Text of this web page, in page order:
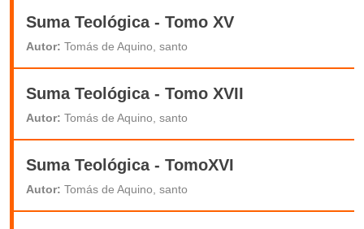
Suma Teológica - Tomo XV
Autor: Tomás de Aquino, santo
Suma Teológica - Tomo XVII
Autor: Tomás de Aquino, santo
Suma Teológica - TomoXVI
Autor: Tomás de Aquino, santo